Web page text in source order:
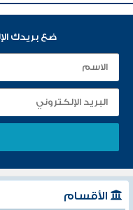
ضع بريدك
الأقسام